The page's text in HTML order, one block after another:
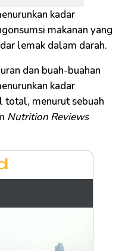
kadar
makanan yang
lemak dalam darah.
dan buah-buahan
kadar
menurut sebuah
Nutrition Reviews